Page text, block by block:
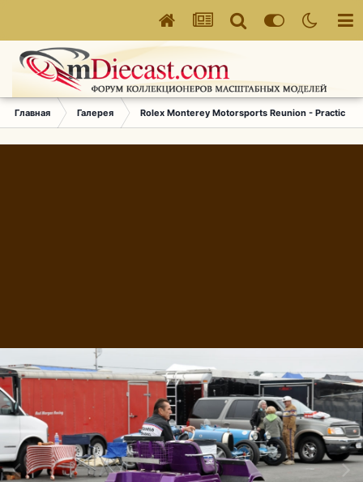
Главная Галерея Rolex Monterey Motorsports Reunion - Practice